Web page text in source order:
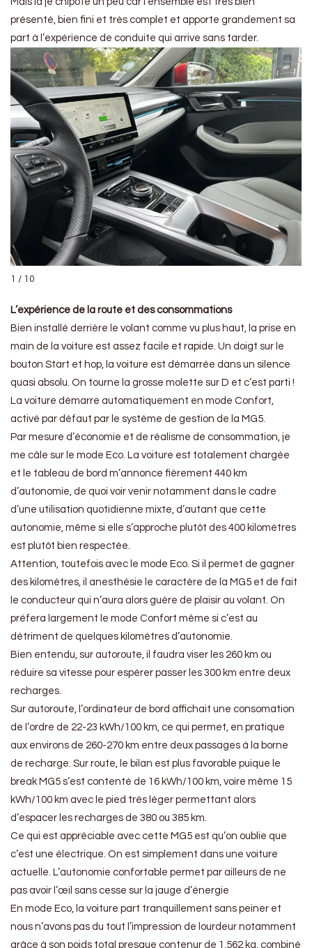
présenté, bien fini et très complet et apporte grandement sa
part à l’expérience de conduite qui arrive sans tarder.
1 / 10
L’expérience de la route et des consommations
Bien installé derrière le volant comme vu plus haut, la prise en
main de la voiture est assez facile et rapide. Un doigt sur le
bouton Start et hop, la voiture est démarrée dans un silence
quasi absolu. On tourne la grosse molette sur D et c’est parti !
La voiture démarre automatiquement en mode Confort,
activé par défaut par le système de gestion de la MG5.
Par mesure d’économie et de réalisme de consommation, je
me câle sur le mode Eco. La voiture est totalement chargée
et le tableau de bord m’annonce fièrement 440 km
d’autonomie, de quoi voir venir notamment dans le cadre
d’une utilisation quotidienne mixte, d’autant que cette
autonomie, même si elle s’approche plutôt des 400 kilomètres
est plutôt bien respectée.
Attention, toutefois avec le mode Eco. Si il permet de gagner
des kilomètres, il anesthésie le caractère de la MG5 et de fait
le conducteur qui n’aura alors guère de plaisir au volant. On
préfera largement le mode Confort même si c’est au
détriment de quelques kilomètres d’autonomie.
Bien entendu, sur autoroute, il faudra viser les 260 km ou
réduire sa vitesse pour espérer passer les 300 km entre deux
recharges.
Sur autoroute, l’ordinateur de bord affichait une consomation
de l’ordre de 22-23 kWh/100 km, ce qui permet, en pratique
aux environs de 260-270 km entre deux passages à la borne
de recharge. Sur route, le bilan est plus favorable puique le
break MG5 s’est contenté de 16 kWh/100 km, voire même 15
kWh/100 km avec le pied très léger permettant alors
d’espacer les recharges de 380 ou 385 km.
Ce qui est appréciable avec cette MG5 est qu’on oublie que
c’est une électrique. On est simplement dans une voiture
actuelle. L’autonomie confortable permet par ailleurs de ne
pas avoir l’œil sans cesse sur la jauge d’énergie
En mode Eco, la voiture part tranquillement sans peiner et
nous n’avons pas du tout l’impression de lourdeur notamment
grâce à son poids total presque contenur de 1.562 kg, combiné